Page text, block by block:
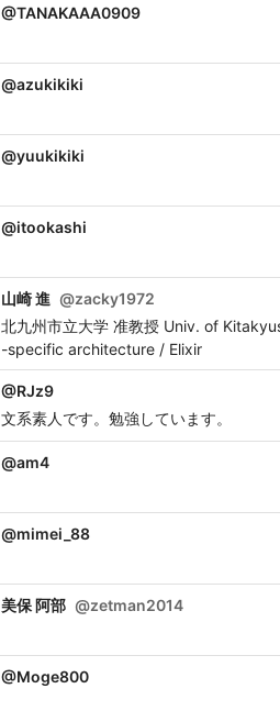
@TANAKAAA0909
@azukikiki
@yuukikiki
@itookashi
山崎 進 @zacky1972
北九州市立大学 准教授 Univ. of
-specific architecture / Elixir
@RJz9
文系素人です。勉強しています。
@am4
@mimei_88
美保 阿部 @zetman2014
@Moge800